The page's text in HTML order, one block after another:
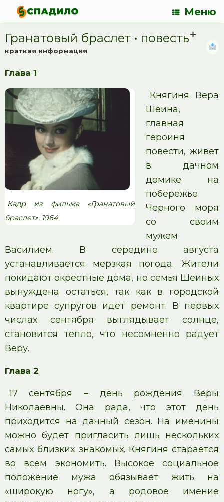
Меню
Гранатовый браслет • повесть
краткая информация
Глава 1
Кадр из фильма «Гранатовый
браслет». 1964
Княгиня Вера
Шеина,
главная
героиня
повести, живет
в дачном
домике на
побережье
Черного моря
со своим
мужем
Василием. В середине августа
устанавливается мерзкая погода. Жители
покидают окрестные дома, но семья Шеиных
вынуждена остаться, так как в городской
квартире супругов идет ремонт. В первых
числах сентября выглядывает солнце,
становится тепло, что несомненно радует
Веру.
Глава 2
17 сентября – день рождения Веры
Николаевны. Она рада, что этот день
приходится на дачный сезон. На именины
можно будет пригласить лишь нескольких
самых близких знакомых. Княгиня старается
во всем экономить. Высокое социальное
положение мужа обязывает жить на
«широкую ногу», а родовое имение